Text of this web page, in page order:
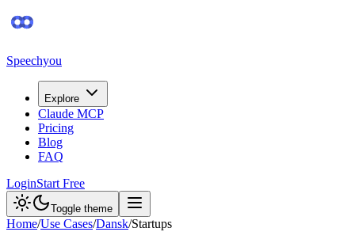
Speechyou
Explore
Claude MCP
Pricing
Blog
FAQ
LoginStart Free
Toggle theme
Home/Use Cases/Dansk/Startups